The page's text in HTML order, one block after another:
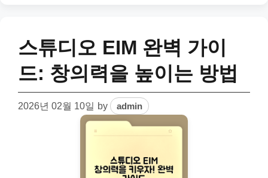
스튜디오 EIM 완벽 가이
드: 창의력을 높이는 방법
2026년 02월 10일 by admin